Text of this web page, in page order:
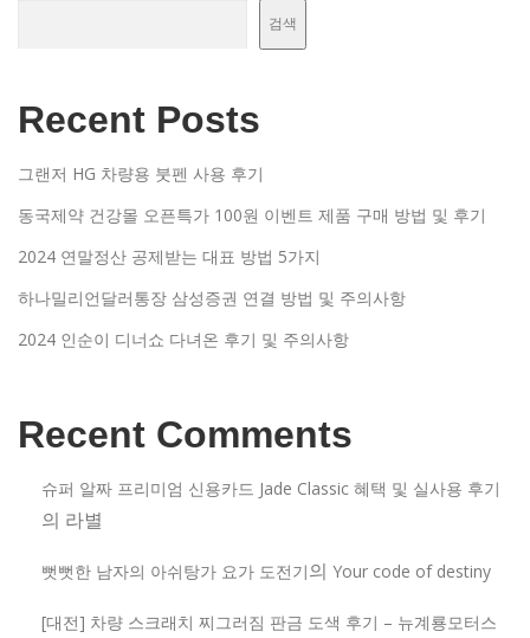
검색
Recent Posts
그랜저 HG 차량용 붓펜 사용 후기
동국제약 건강몰 오픈특가 100원 이벤트 제품 구매 방법 및 후기
2024 연말정산 공제받는 대표 방법 5가지
하나밀리언달러통장 삼성증권 연결 방법 및 주의사항
2024 인순이 디너쇼 다녀온 후기 및 주의사항
Recent Comments
슈퍼 알짜 프리미엄 신용카드 Jade Classic 혜택 및 실사용 후기
의 라별
뻣뻣한 남자의 아쉬탕가 요가 도전기의 Your code of destiny
[대전] 차량 스크래치 찌그러짐 판금 도색 후기 – 뉴계룡모터스